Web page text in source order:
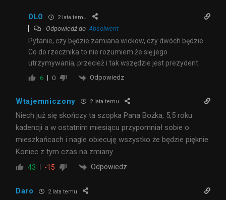
OLO 2 lata temu
Odpowiedź doAbsolwent
Pytanie, czy będzie zamiana wickow, czy dwóch będzie.
Co do rzecznika to nie rozumiem że się jego
utrzymywania, przecież i tak wszędzie jest prezydent.
6 0 Odpowiedz
Wtajemniczony 2 lata temu
Niech już się skończy ta szopka Pana Bożka, 5,5 roku
kadencji a w ostatnim miesiącu przypomniał sobie o
mieszkańcach i nagle obiecuję wszystko że będzie pięknie.
Koniec z tym czas na zmiany
43 -15 Odpowiedz
Daro 2 lata temu